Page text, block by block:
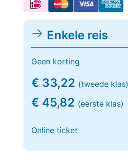
Enkele reis
Geen korting
€ 33,22 (tweede klas)
€ 45,82 (eerste klas)
Online ticket